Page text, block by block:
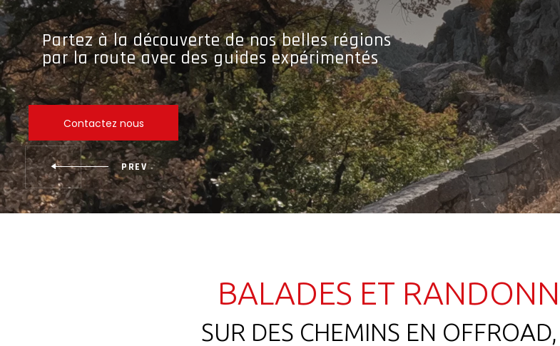
Partez à la découverte de nos belles régions
par la route avec des guides expérimentés
Contactez nous
BALADES ET
SUR DES CHEMINS EN